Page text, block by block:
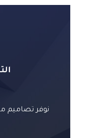
نوفر تصاميم